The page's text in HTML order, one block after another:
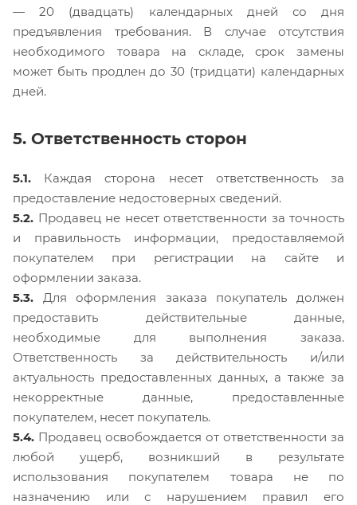
— 20 (двадцать) календарных дней со дня
предъявления требования. В случае отсутствия
необходимого товара на складе, срок замены
может быть продлен до 30 (тридцати) календарных
дней.
5. Ответственность сторон
5.1. Каждая сторона несет ответственность за
предоставление недостоверных сведений.
5.2. Продавец не несет ответственности за точность
и правильность информации, предоставляемой
покупателем при регистрации на сайте и
оформлении заказа.
5.3. Для оформления заказа покупатель должен
предоставить действительные данные,
необходимые для выполнения заказа.
Ответственность за действительность и/или
актуальность предоставленных данных, а также за
некорректные данные, предоставленные
покупателем, несет покупатель.
5.4. Продавец освобождается от ответственности за
любой ущерб, возникший в результате
использования покупателем товара не по
назначению или с нарушением правил его